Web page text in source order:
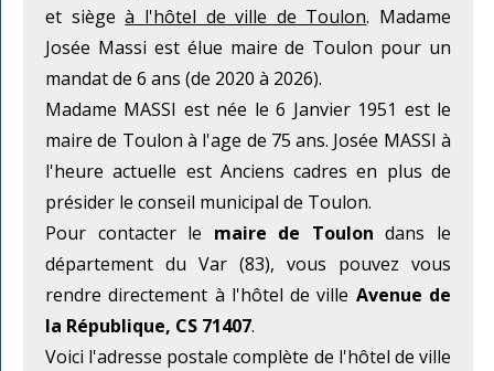
et siègeà l'hôtel de ville de Toulon. Madame
Josée Massi est élue maire de Toulon pour un
mandat de 6 ans (de 2020 à 2026).
Madame MASSI est née le 6 Janvier 1951 est le
maire de Toulon à l'age de 75 ans. Josée MASSI à
l'heure actuelle est Anciens cadres en plus de
présider le conseil municipal de Toulon.
Pour contacter le maire de Toulon dans le
département du Var (83), vous pouvez vous
rendre directement à l'hôtel de ville Avenue de
la République, CS 71407.
Voici l'adresse postale complète de l'hôtel de ville